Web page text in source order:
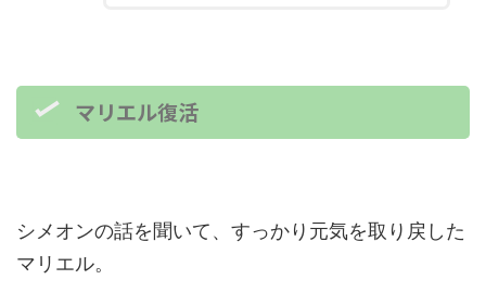
マリエル復活
シメオンの話を聞いて、すっかり元気を取り戻した
マリエル。